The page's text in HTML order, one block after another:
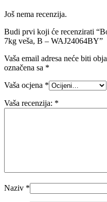
Još nema recenzija.
Budi prvi koji će recenzirati
7kg veša, B – WAJ24064BY”
Vaša email adresa neće biti
označena sa *
Vaša ocjena *
Vaša recenzija: *
Naziv *